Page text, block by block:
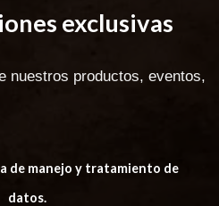
exclusivas
nuestros productos, eventos,
de manejo y tratamiento de
datos.